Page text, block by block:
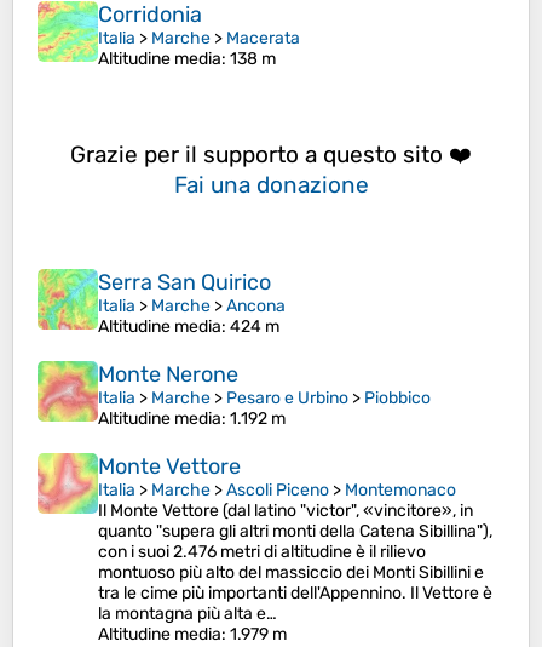
Corridonia
Italia > Marche > Macerata
Altitudine media: 138 m
Grazie per il supporto a questo sito ❤️
Fai una donazione
Serra San Quirico
Italia > Marche >Ancona
Altitudine media: 424 m
Monte Nerone
Italia > Marche > Pesaro e Urbino > Piobbico
Altitudine media: 1.192 m
Monte Vettore
Italia > Marche >Ascoli Piceno > Montemonaco
Il Monte Vettore (dal latino "victor", «vincitore», in
quanto "supera gli altri monti della Catena Sibillina"),
con i suoi 2.476 metri di altitudine è il rilievo
montuoso più alto del massiccio dei Monti Sibillini e
tra le cime più importanti dell'Appennino. Il Vettore è
la montagna più alta e…
Altitudine media: 1.979 m